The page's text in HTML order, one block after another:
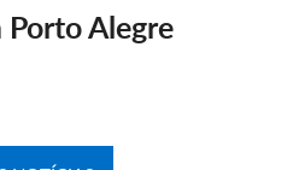
Porto Alegre